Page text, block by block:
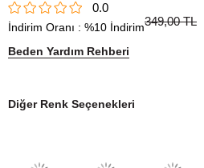
0.0
İndirim Oranı : %10 İndirim349,00 TL
Beden Yardım Rehberi
Diğer Renk Seçenekleri